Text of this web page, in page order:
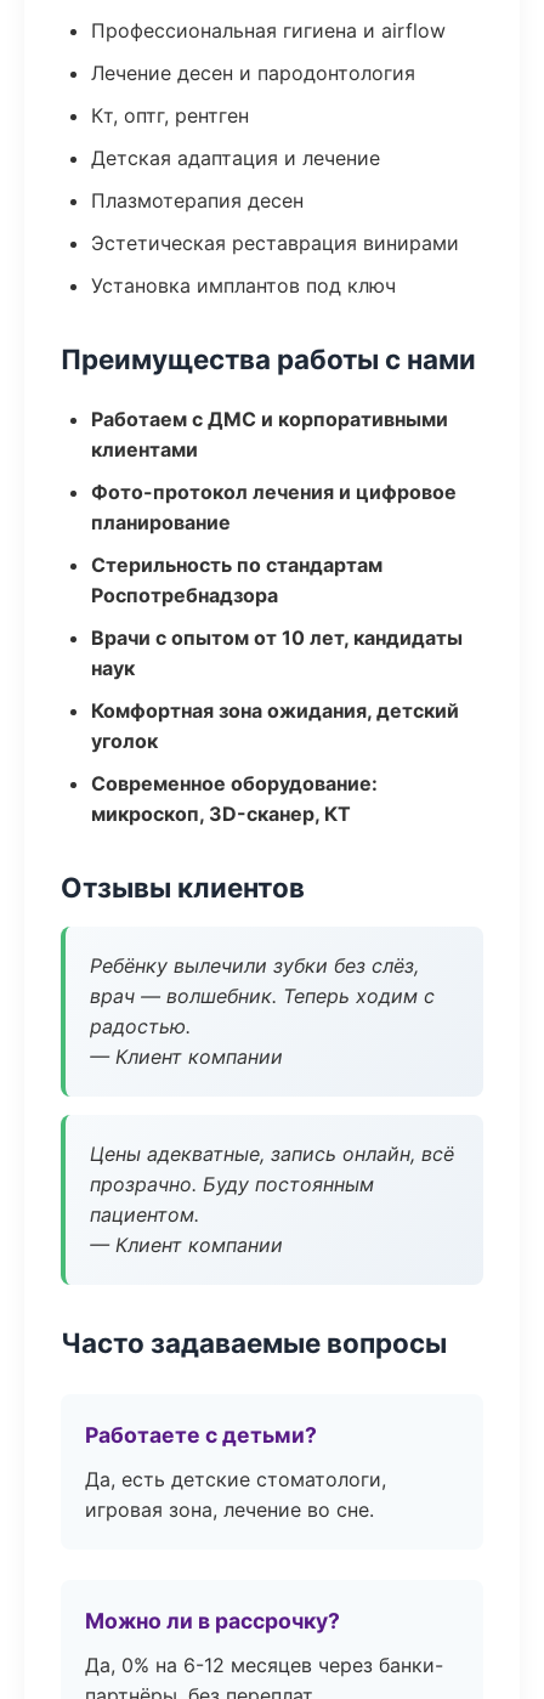
Профессиональная гигиена и airflow
Лечение десен и пародонтология
Кт, оптг, рентген
Детская адаптация и лечение
Плазмотерапия десен
Эстетическая реставрация винирами
Установка имплантов под ключ
Преимущества работы с нами
Работаем с ДМС и корпоративными
клиентами
Фото-протокол лечения и цифровое
планирование
Стерильность по стандартам
Роспотребнадзора
Врачи с опытом от 10 лет, кандидаты
наук
Комфортная зона ожидания, детский
уголок
Современное оборудование:
микроскоп, 3D-сканер, КТ
Отзывы клиентов
Ребёнку вылечили зубки без слёз,
врач — волшебник. Теперь ходим с
радостью.
— Клиент компании
Цены адекватные, запись онлайн, всё
прозрачно. Буду постоянным
пациентом.
— Клиент компании
Часто задаваемые вопросы
Работаете с детьми?
Да, есть детские стоматологи,
игровая зона, лечение во сне.
Можно ли в рассрочку?
Да, 0% на 6-12 месяцев через банки-